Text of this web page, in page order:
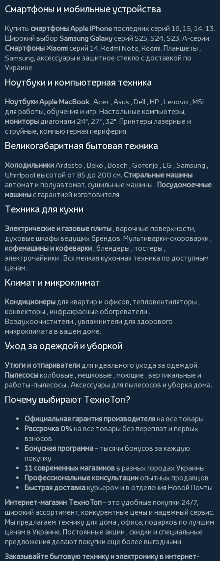
Смартфоны и мобильные устройства
Купить смартфоны Apple iPhoneпоследних серий 16, 15, 14, 13.
Широкий выбор Samsung Galaxyсерий S25, S24, S23, A-серии.
Смартфоны Xiaomiсерий 14, Redmi Note, Redmi. Планшеты ,
Samsung, аксессуары и защитное стекло с доставкой по
Украине.
Ноутбуки и компьютерная техника
Ноутбуки Apple MacBook,Acer ,Asus ,Dell ,HP ,Lenovo ,MSI
для работы, обучения и игр. Настольные компьютеры,
мониторыдиагонали 24", 27", 32". Принтеры лазерные и
струйные, компьютерная периферия.
Великогабаритная бытовая техника
ХолодильникиArdesto ,Beko ,Bosch ,Gorenje ,LG ,Samsung ,
Whirlpool высотой от 85 до 200 см. Стиральные машины
автомат и полуавтомат,сушильные машины . Посудомоечные
машиныс гарантией изготовителя.
Техника для кухни
Электрические и газовые плиты , варочные поверхности,
духовые шкафы ведущих брендов. Мультиварки-скороварки ,
кофемашины и кофеварки ,блендеры , тостеры ,
электрочайники . Вся мелкая кухонная техника по доступным
ценам.
Климат и микроклимат
Кондиционерыдля квартир и офисов, тепловентиляторы ,
конвекторы ,инфракрасные обогреватели .
Воздухоочистители , увлажнители для здорового
микроклимата в вашем доме.
Уход за одеждой и уборкой
Утюги и отпаривателидля идеального ухода за одеждой.
Пылесосыколбовые ,мешковые ,моющие ,вертикальные и
работы-пылесосы . Аксессуары для пылесосов и уборка дома.
Почему выбирают ТехноТоп?
Официальная гарантия производителяна все товары
Рассрочка 0%на все товары без переплат и первых
взносов
Бонусная программа– тысячи бонусов за каждую
покупку
11 современных магазиновв разных городах Украины
Профессиональные консультацииопытных продавцов
Быстрая доставкакурьером и в отделения Новой Почты
Интернет-магазин ТехноТоп– это удобные покупки 24/7,
широкий ассортимент, конкурентные цены и надежный сервис.
Мы предлагаем технику для дома , офиса, подарков по лучшим
ценам в Украине. Постоянные акции , скидки и специальные
предложения делают покупки еще более выгодными.
Заказывайте бытовую технику и электронику в интернет-